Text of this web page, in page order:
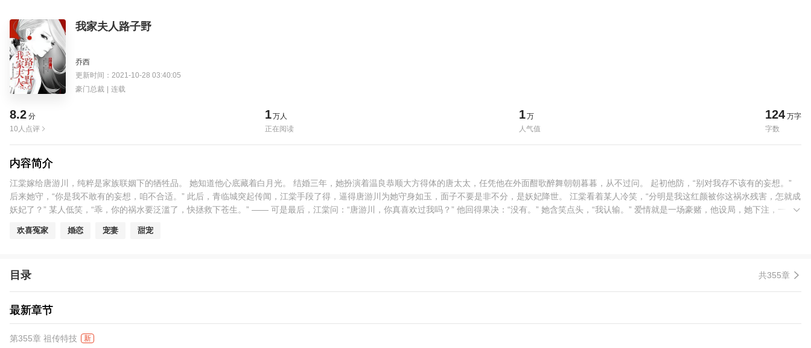
我家夫人路子野
乔西
更新时间：2021-10-28 03:40:05
豪门总裁 | 连载
8.2 分
10人点评
1万人
正在阅读
1万
人气值
124 万字
字数
内容简介
江棠嫁给唐游川，纯粹是家族联姻下的牺牲品。 她知道他心底藏着白月光。 结婚三年，她扮演着温良恭顺大方得体的唐太太，任凭他在外面酣歌醉舞朝朝暮暮，从不过问。 起初他防，“别对我存不该有的妄想。”
后来她守，“你是我不敢有的妄想，咱不合适。” 此后，青临城突起传闻，江棠手段了得，逼得唐游川为她守身如玉，面子不要是非不分，是妖妃降世。 江棠看着某人冷笑，“分明是我这红颜被你这祸水残害，怎就成
妖妃了？” 某人低笑，“乖，你的祸水要泛滥了，快拯救下苍生。” —— 可是最后，江棠问：“唐游川，你真喜欢过我吗？” 他回得果决：“没有。” 她含笑点头，“我认输。” 爱情就是一场豪赌，他设局，她下注，一厢
欢喜冤家 婚恋 宠妻 甜宠
目录 共355章
最新章节
第355章 祖传特技 新